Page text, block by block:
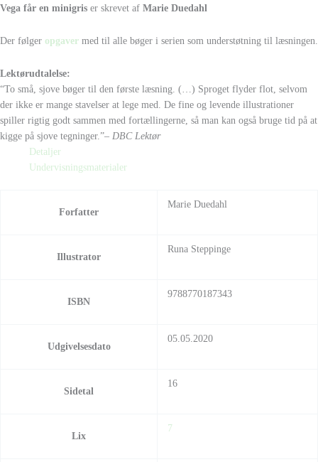
Vega får en minigris er skrevet af Marie Duedahl
Der følger opgaver med til alle bøger i serien som understøtning til læsningen.
Lektørudtalelse:
“To små, sjove bøger til den første læsning. (…) Sproget flyder flot, selvom
der ikke er mange stavelser at lege med. De fine og levende illustrationer
spiller rigtig godt sammen med fortællingerne, så man kan også bruge tid på at
kigge på sjove tegninger.”– DBC Lektør
Detaljer
Undervisningsmaterialer
Forfatter
Marie Duedahl
Illustrator
Runa Steppinge
ISBN
9788770187343
Udgivelsesdato
05.05.2020
Sidetal
16
Lix
7